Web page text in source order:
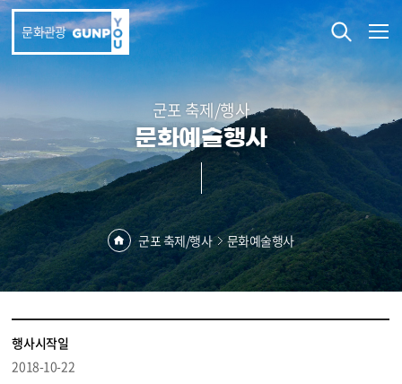
본문 바로가기
문화관광
군포 축제/행사
문화예술행사
군포 축제/행사 문화예술행사
행사시작일
2018-10-22